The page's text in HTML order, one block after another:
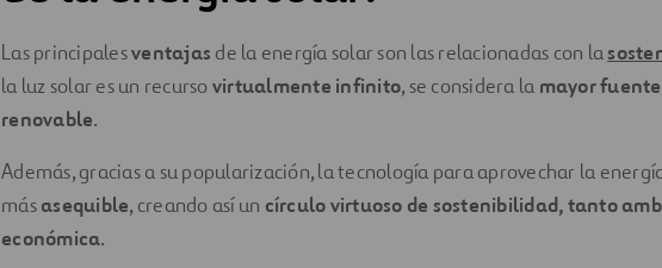
Las principalesventajas de la energía solar son las relacionadas con la
la luz solar es un recursovirtualmente infinito, se considera la mayor
renovable.
Además, gracias a su popularización, la tecnología para aprovechar la
másasequible, creando así un círculo virtuoso de sostenibilidad, tanto
económica.